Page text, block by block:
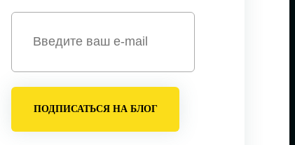
ПОДПИСАТЬСЯ НА БЛОГ